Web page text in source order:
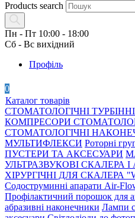
Products search
Пн - Пт 10:00 - 18:00
Сб - Вс вихідний
Профіль
0
Каталог товарів
СТОМАТОЛОГІЧНІ
КОМПРЕСОРИ
СТОМАТОЛОГІЧНІ
МУЛЬТИФЛЕКСИ Роторні
ПУСТЕРИ ТА АКСЕСУАРИ
УЛЬТРАЗВУКОВІ СКАЛЕРА
ХІРУРГІЧНІ ДЛЯ СКАЛЕРА
Содоструминні апарати Air-
Профілактичний порошок для
абразивні наконечники Лампи